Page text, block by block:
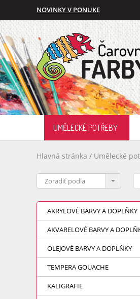
NOVINKY V PONUKE
UMĚLECKÉ POTŘEBY
Hlavná stránka / Umělecké
AKRYLOVÉ BARVY A DOPLŇKY
AKVARELOVÉ BARVY A
OLEJOVÉ BARVY A DOPLŇKY
TEMPERA GOUACHE
KALIGRAFIE